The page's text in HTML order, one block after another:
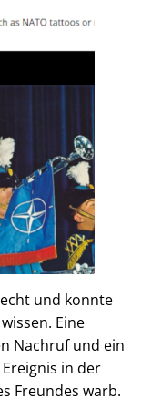
und konnte
Eine
Nachruf und ein
in der
Freundes warb.